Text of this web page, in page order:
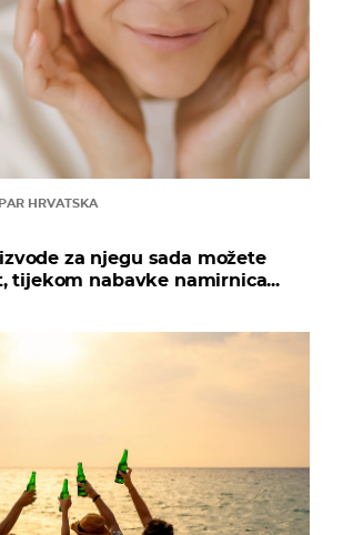
HRVATSKA
za njegu sada možete
tijekom nabavke namirnica...